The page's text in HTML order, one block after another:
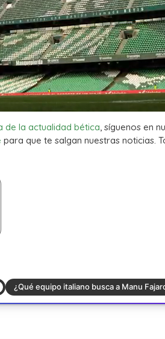
de la actualidad bética, síguenos en
para que te salgan nuestras noticias.